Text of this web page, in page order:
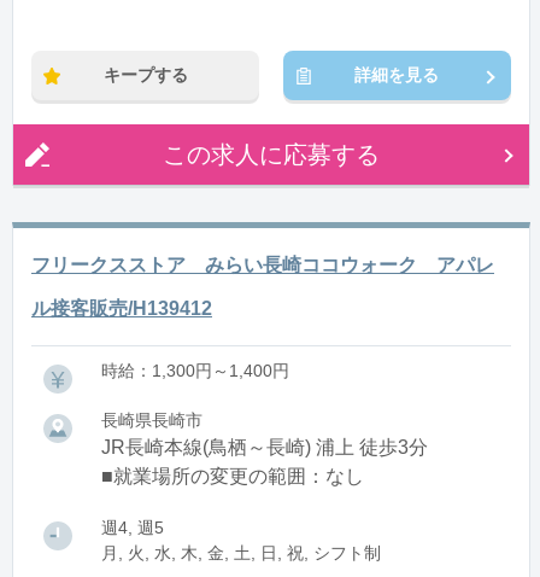
キープする 詳細を見る
この求人に応募する
フリークスストア みらい長崎ココウォーク アパレ
ル接客販売/H139412
時給：1,300円～1,400円
長崎県長崎市
JR長崎本線(鳥栖～長崎) 浦上 徒歩3分
■就業場所の変更の範囲：なし
週4, 週5
月, 火, 水, 木, 金, 土, 日, 祝, シフト制